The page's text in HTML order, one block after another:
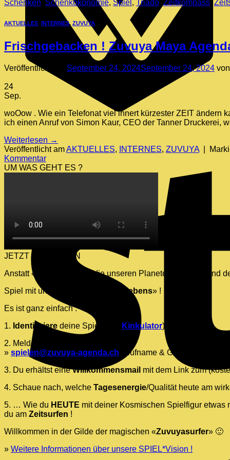
Schenken Schenkökonomie, Spiel , Triado Zeitkompass
AKTUELLES INTERNES, ZUVUYA
Frischgebacken ! Zuvuya Maya
Veröffentlicht am September 24, 2024September 24, 2024 von
24
Sep.
woOow . Wie ein Telefonat viel innert kürzester ZEIT ändern
ich einen Anruf von Simon Kaur, CEO der Tanner
Weiterlesen →
Veröffentlicht amAKTUELLES, INTERNES, ZUVUYA
Kommentar
UM WAS GEHT ES ?
JETZT MITSPIELEN
Anstatt «
», die unseren Planeten an den Rand
Spiel mit uns das «
Spiel deines Lebens» !
Es ist ganz einfach :
1. Identifiziere deine Spielfigur ( Kinkulator)
2. Melde dich bei uns an
» spielen@zuvuya-agenda.ch (Rufname & Geburtsdatum)
3. Du erhältst eineWillkommensmail mit dem Link zum
4. Schaue nach, welche Tagesenergie/Qualität heute am
5. … Wie du HEUTE mit deiner Kosmischen Spielfigur etwas
du am Zeitsurfen !
Willkommen in der Gilde der magischen «Zuvuyasurfer» 🙂
» Weitere Informationen über unsere SPIEL*Vision !